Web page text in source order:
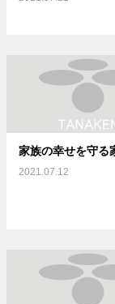
家族の幸せを守る
2021.07.12